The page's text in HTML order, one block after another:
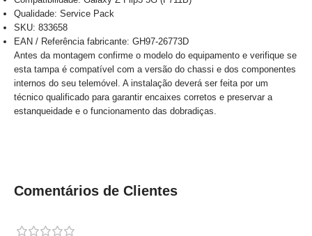
Qualidade: Service Pack
SKU: 833658
EAN / Referência fabricante: GH97-26773D
Antes da montagem confirme o modelo do equipamento e verifique se
esta tampa é compatível com a versão do chassi e dos componentes
internos do seu telemóvel. A instalação deverá ser feita por um
técnico qualificado para garantir encaixes corretos e preservar a
estanqueidade e o funcionamento das dobradiças.
Comentários de Clientes